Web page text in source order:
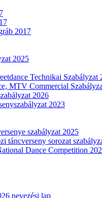
2017
2025
Technikai Szabályzat
MTV Commercial
2026
2023
szabályzat 2025
táncverseny sorozat
Dance Competition
nevezési lap